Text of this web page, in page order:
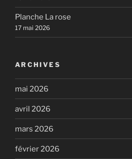
Planche La rose
17 mai 2026
ARCHIVES
mai 2026
avril 2026
mars 2026
février 2026